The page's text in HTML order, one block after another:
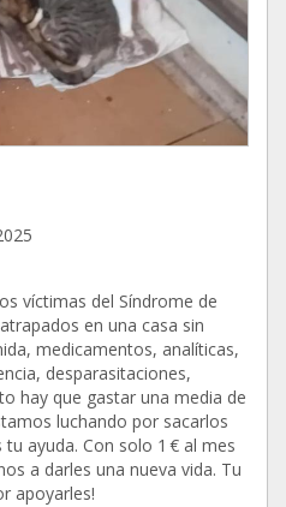
víctimas del Síndrome de
en una casa sin
medicamentos, analíticas,
desparasitaciones,
hay que gastar una media de
luchando por sacarlos
ayuda. Con solo 1 € al mes
a darles una nueva vida. Tu
apoyarles!